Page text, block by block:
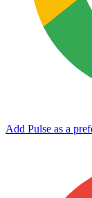
Add Pulse as a